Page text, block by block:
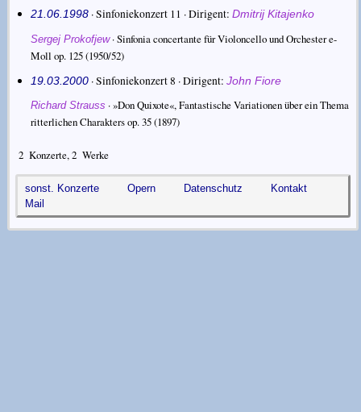
21.06.1998· Sinfoniekonzert 11 ·Dirigent Dmitrij Kitajenko
Sergej Prokofjew·Sinfonia concertante für Violoncello und Orchester e-
Moll op. 125(1950/52)
19.03.2000· Sinfoniekonzert 8 ·Dirigent John Fiore
Richard Strauss ·»Don Quixote«, Fantastische Variationen über ein Thema
ritterlichen Charakters op. 35(1897)
2Konzerte,2Werke
sonst. Konzerte Opern Datenschutz
Kontakt
Mail